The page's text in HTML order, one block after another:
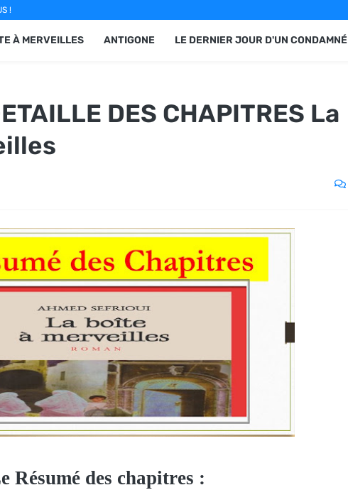
!
À MERVEILLES ANTIGONE LE DERNIER JOUR D'UN CONDAMNÉ
DES CHAPITRES La
Résumé des chapitres :